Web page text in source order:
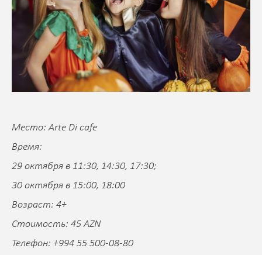
Место: Arte Di cafe
Время:
29 октября в 11:30, 14:30, 17:30;
30 октября в 15:00, 18:00
Возраст: 4+
Стоимость: 45 AZN
Телефон: +994 55 500-08-80